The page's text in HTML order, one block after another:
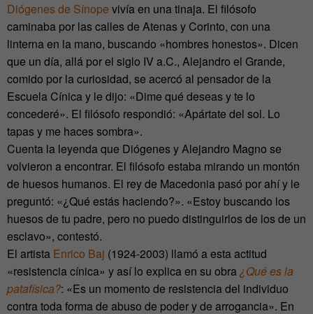
Diógenes de Sínope vivía en una tinaja. El filósofo
caminaba por las calles de Atenas y Corinto, con una
linterna en la mano, buscando «hombres honestos». Dicen
que un día, allá por el siglo IV a.C., Alejandro el Grande,
comido por la curiosidad, se acercó al pensador de la
Escuela Cínica y le dijo: «Dime qué deseas y te lo
concederé». El filósofo respondió: «Apártate del sol. Lo
tapas y me haces sombra».
Cuenta la leyenda que Diógenes y Alejandro Magno se
volvieron a encontrar. El filósofo estaba mirando un montón
de huesos humanos. El rey de Macedonia pasó por ahí y le
preguntó: «¿Qué estás haciendo?». «Estoy buscando los
huesos de tu padre, pero no puedo distinguirlos de los de un
esclavo», contestó.
El artista Enrico Baj (1924-2003) llamó a esta actitud
«resistencia cínica» y así lo explica en su obra¿Qué es la
patafísica?: «Es un momento de resistencia del individuo
contra toda forma de abuso de poder y de arrogancia». En